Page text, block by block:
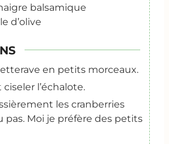
balsamique
d’olive
en petits morceaux.
l’échalote.
les cranberries
pas. Moi je préfère des petits